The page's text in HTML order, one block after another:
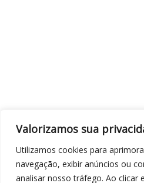
Valorizamos sua
Utilizamos cookies para
navegação, exibir anúncios ou
analisar nosso tráfego. Ao clicar